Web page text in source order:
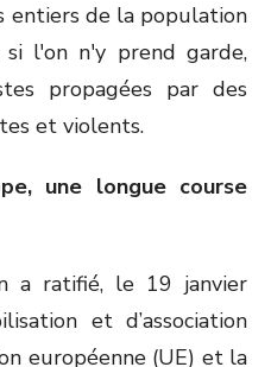
entiers de la population
l'on n'y prend garde,
propagées par des
et violents.
une longue course
a ratifié, le 19 janvier
et d’association
européenne (UE) et la